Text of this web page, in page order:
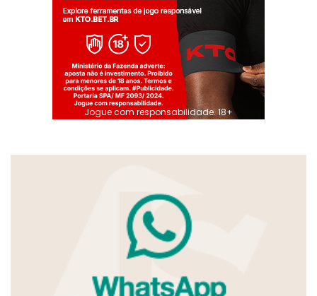
Jogue com responsabilidade. 18+